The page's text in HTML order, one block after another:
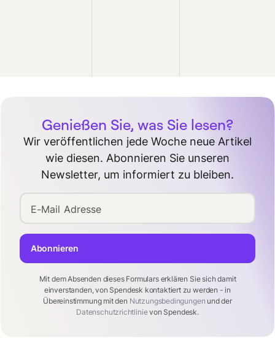
Genießen Sie, was Sie lesen?
Wir veröffentlichen jede Woche neue Artikel
wie diesen. Abonnieren Sie unseren
Newsletter, um informiert zu bleiben.
E-Mail Adresse
Mit dem Absenden dieses Formulars erklären Sie sich damit
einverstanden, von Spendesk kontaktiert zu werden - in
Übereinstimmung mit den Nutzungsbedingungen und der
Datenschutzrichtlinievon Spendesk.
Abonnieren